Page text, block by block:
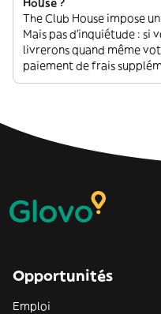
The Club House impose
Mais pas d'inquiétude : si
livrerons quand même
paiement de frais
Opportunités
Emploi